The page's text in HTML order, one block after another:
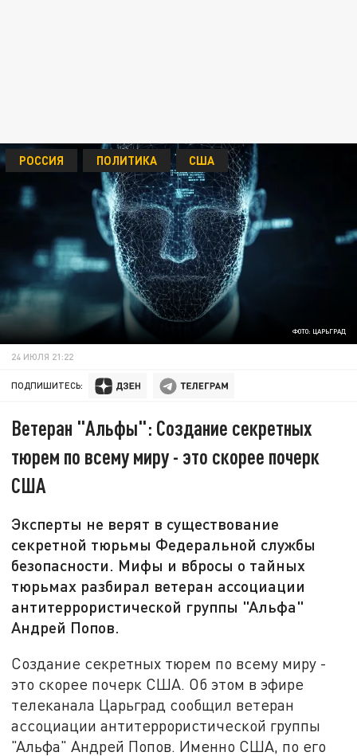
ФОТО: ЦАРЬГРАД
РОССИЯ ПОЛИТИКА США
24 ИЮЛЯ 21:22
ПОДПИШИТЕСЬ:
Ветеран "Альфы": Создание секретных
тюрем по всему миру - это скорее почерк
США
Эксперты не верят в существование
секретной тюрьмы Федеральной службы
безопасности. Мифы и вбросы о тайных
тюрьмах разбирал ветеран ассоциации
антитеррористической группы "Альфа"
Андрей Попов.
Создание секретных тюрем по всему миру -
это скорее почерк США. Об этом в эфире
телеканала Царьград сообщил ветеран
ассоциации антитеррористической группы
"Альфа" Андрей Попов. Именно США, по его